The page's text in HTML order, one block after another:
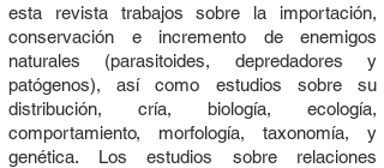
esta revista trabajos sobre la importación,
conservación e incremento de enemigos
naturales (parasitoides, depredadores y
patógenos), así como estudios sobre su
distribución, cría, biología, ecología,
comportamiento, morfología, taxonomía, y
genética. Los estudios sobre relaciones